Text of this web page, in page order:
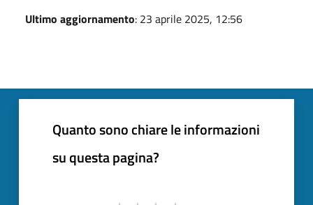
Ultimo aggiornamento: 23 aprile 2025, 12:56
Quanto sono chiare le informazioni
su questa pagina?